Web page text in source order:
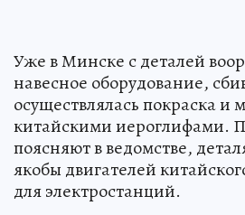
Уже в Минске с деталей
навесное оборудование,
осуществлялась покраска и
китайскими иероглифами.
поясняют в ведомстве,
якобы двигателей
для электростанций.